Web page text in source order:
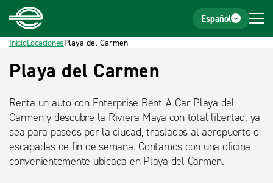
Inicio
Pie de página
Español
InicioLocacionesPlaya del Carmen
Título
Playa del Carmen
Renta un auto con Enterprise Rent-A-Car Playa del
Carmen y descubre la Riviera Maya con total libertad, ya
sea para paseos por la ciudad, traslados al aeropuerto o
escapadas de fin de semana. Contamos con una oficina
convenientemente ubicada en Playa del Carmen.